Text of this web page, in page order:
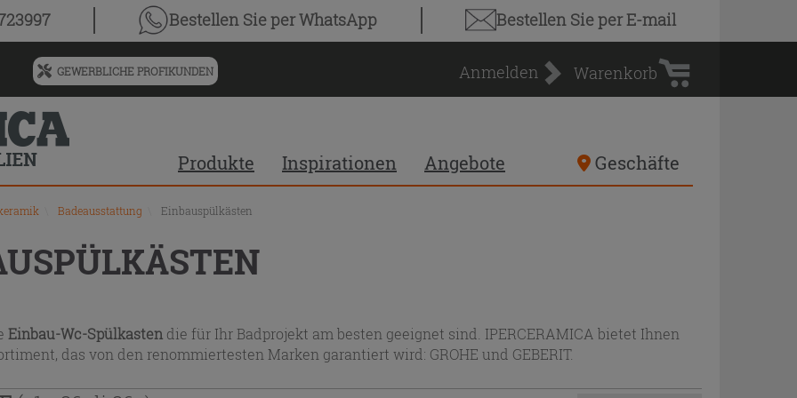
Bestellen Sieper WhatsApp Bestellen Sieper E-mail
Menü
für
vorgeschlagenen
Siteinhalt
und
Suchprotokoll
GEWERBLICHE PROFIKUNDEN Anmelden
Warenkorb
Warenkorb
Produkte Inspirationen Angebote Geschäfte
Badeausstattung Einbauspülkästen
Einbau-Wc-Spülkasten die für Ihr Badprojekt am besten geeignet sind. IPERCERAMICA bietet Ihnen
das von den renommiertesten Marken garantiert wird: GROHE und GEBERIT.